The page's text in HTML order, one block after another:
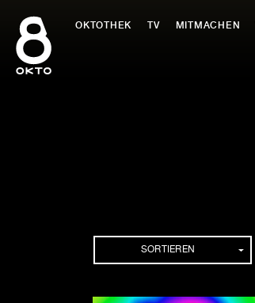
Inhalt
springen
OKTOTHEK TV MITMACHEN
Folgen
SORTIEREN